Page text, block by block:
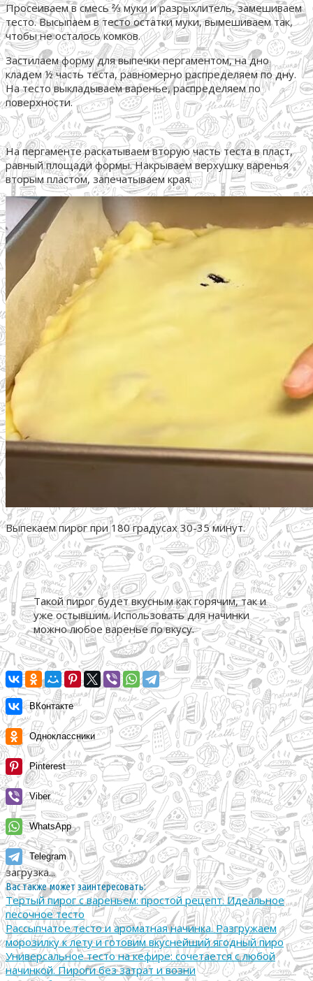
Просеиваем в смесь ⅔ муки и разрыхлитель, замешиваем
тесто. Высыпаем в тесто остатки муки, вымешиваем так,
чтобы не осталось комков.
Застилаем форму для выпечки пергаментом, на дно
кладем ½ часть теста, равномерно распределяем по дну.
На тесто выкладываем варенье, распределяем по
поверхности.
На пергаменте раскатываем вторую часть теста в пласт,
равный площади формы. Накрываем верхушку варенья
вторым пластом, запечатываем края.
Выпекаем пирог при 180 градусах 30-35 минут.
Такой пирог будет вкусным как горячим, так и
уже остывшим. Использовать для начинки
можно любое варенье по вкусу.
ВКонтакте
Одноклассники
Pinterest
Viber
WhatsApp
Telegram
загрузка...
Вас также может заинтересовать:
Тертый пирог с вареньем: простой рецепт. Идеальное
песочное тесто
Рассыпчатое тесто и ароматная начинка. Разгружаем
морозилку к лету и готовим вкуснейший ягодный пиро
Универсальное тесто на кефире: сочетается с любой
начинкой. Пироги без затрат и возни